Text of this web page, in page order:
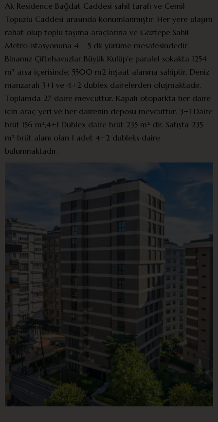
Ak Residence Bağdat Caddesi sahil tarafı ve Cemil
Topuzlu Caddesi arasında konumlanmıştır. Her yere ulaşım
rahat olup toplu taşıma araçlarına ve Göztepe Sahil
Metro istasyonuna 4 – 5 dk yürüme mesafesindedir.
Binamız Çiftehavuzlar Büyük Kulüp’e paralel sokakta 1254
m² arsa içerisinde, 5500 m2 inşaat alanına sahiptir. Deniz
manzaralı 3+1 ve 4+2 dublex dairelerden oluşmaktadır.
Toplamda 27 daire mevcuttur. Kapalı otoparkta her daire
için araç yeri ve her dairenin deposu mevcuttur. 3+1 Daire
brüt 156 m²,4+1 Dublex daire brüt 235 m² dir. Satışta 235
m² brüt alanı olan 1 adet 4+2 dubleks daire
bulunmaktadır.